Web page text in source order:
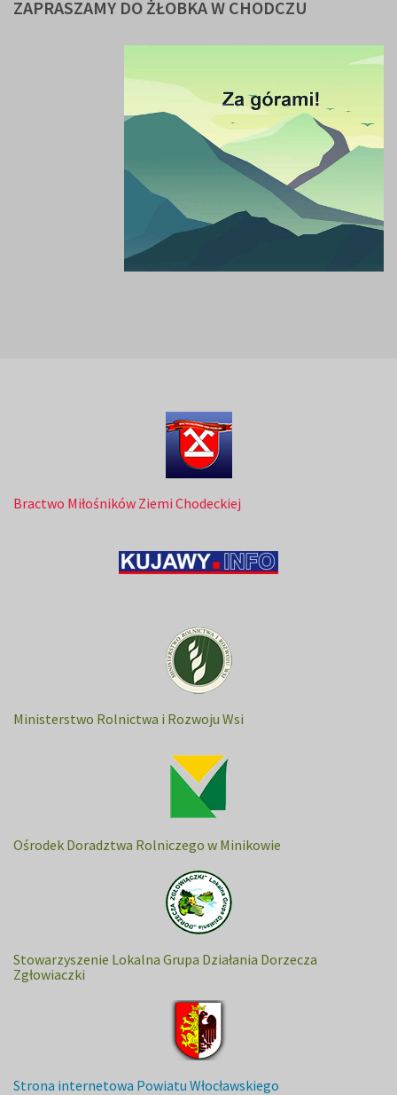
ZAPRASZAMY DOŻŁOBKAW CHODCZU
Bractwo Miłośników Ziemi Chodeckiej
Ministerstwo Rolnictwa i Rozwoju Wsi
Ośrodek Doradztwa Rolniczego w Minikowie
Stowarzyszenie Lokalna Grupa Działania Dorzecza
Zgłowiaczki
Strona internetowa Powiatu Włocławskiego